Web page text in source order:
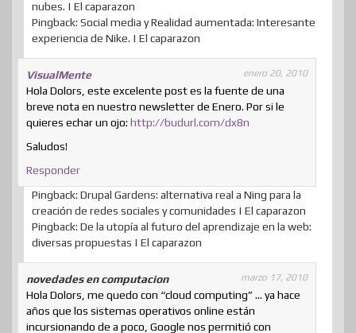
nubes. | El caparazon
Pingback: Social media y Realidad aumentada: Interesante
experiencia de Nike. | El caparazon
VisualMente enero 20, 2010
Hola Dolors, este excelente post es la fuente de una
breve nota en nuestro newsletter de Enero. Por si le
quieres echar un ojo:http://budurl.com/dx8n
Saludos!
Responder
Pingback: Drupal Gardens: alternativa real a Ning para la
creación de redes sociales y comunidades | El caparazon
Pingback: De la utopía al futuro del aprendizaje en la web:
diversas propuestas | El caparazon
novedades en computacion marzo 17, 2010
Hola Dolors, me quedo con “cloud computing” … ya hace
años que los sistemas operativos online están
incursionando de a poco, Google nos permitió con